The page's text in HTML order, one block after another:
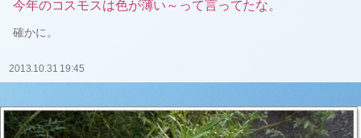
今年のコスモスは色が薄い～って言ってたな。
確かに。
2013.10.31 19:45